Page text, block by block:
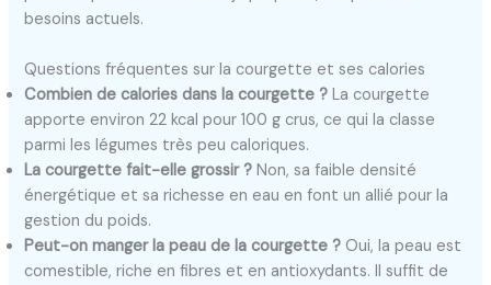
besoins actuels.
Questions fréquentes sur la courgette et ses calories
Combien de calories dans la courgette ? La courgette
apporte environ 22 kcal pour 100 g crus, ce qui la classe
parmi les légumes très peu caloriques.
La courgette fait-elle grossir ? Non, sa faible densité
énergétique et sa richesse en eau en font un allié pour la
gestion du poids.
Peut-on manger la peau de la courgette ? Oui, la peau est
comestible, riche en fibres et en antioxydants. Il suffit de